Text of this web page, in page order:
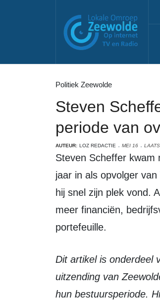
Politiek Zeewolde
Steven
periode van
AUTEUR: LOZ REDACTIE MEI 16
Steven Scheffer kwam niet vanaf het begin in het college. Hij stapte na anderhalf
jaar in als opvolger
hij snel zijn plek vond.
meer financiën,
portefeuille.
Dit artikel is onderdeel van een verdiepende serie naar aanleiding van de
uitzending van
hun bestuursperiode.